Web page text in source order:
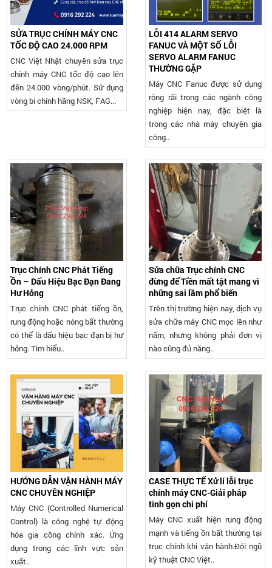
SỬA TRỤC CHÍNH MÁY CNC
TỐC ĐỘ CAO 24.000 RPM
CNC Việt Nhật chuyên sửa trục
chính máy CNC tốc độ cao lên
đến 24.000 vòng/phút. Sử dụng
vòng bi chính hãng NSK, FAG...
LỖI 414 ALARM SERVO
FANUC VÀ MỘT SỐ LỖI
SERVO ALARM FANUC
THƯỜNG GẶP
Máy CNC Fanuc được sử dụng
rộng rãi trong các ngành công
nghiệp hiện nay, đặc biệt là
trong các nhà máy chuyên gia
công..
Trục Chính CNC Phát Tiếng
Ồn – Dấu Hiệu Bạc Đạn Đang
Hư Hỏng
Trục chính CNC phát tiếng ồn,
rung động hoặc nóng bất thường
có thể là dấu hiệu bạc đạn bị hư
hỏng. Tìm hiểu..
Sửa chữa Trục chính CNC
đừng để Tiền mất tật mang vì
những sai lầm phổ biến
Trên thị trường hiện nay, dịch vụ
sửa chữa máy CNC mọc lên như
nấm, nhưng không phải đơn vị
nào cũng đủ năng..
HƯỚNG DẪN VẬN HÀNH MÁY
CNC CHUYÊN NGHIỆP
Máy CNC (Controlled Numerical
Control) là công nghệ tự động
hóa gia công chính xác. Ứng
dụng trong các lĩnh vực sản
xuất..
CASE THỰC TẾ Xử lí lỗi trục
chính máy CNC-Giải pháp
tinh gọn chi phí
Máy CNC xuất hiện rung động
mạnh và tiếng ồn bất thường tại
trục chính khi vận hành.Đội ngũ
kỹ thuật CNC Việt..